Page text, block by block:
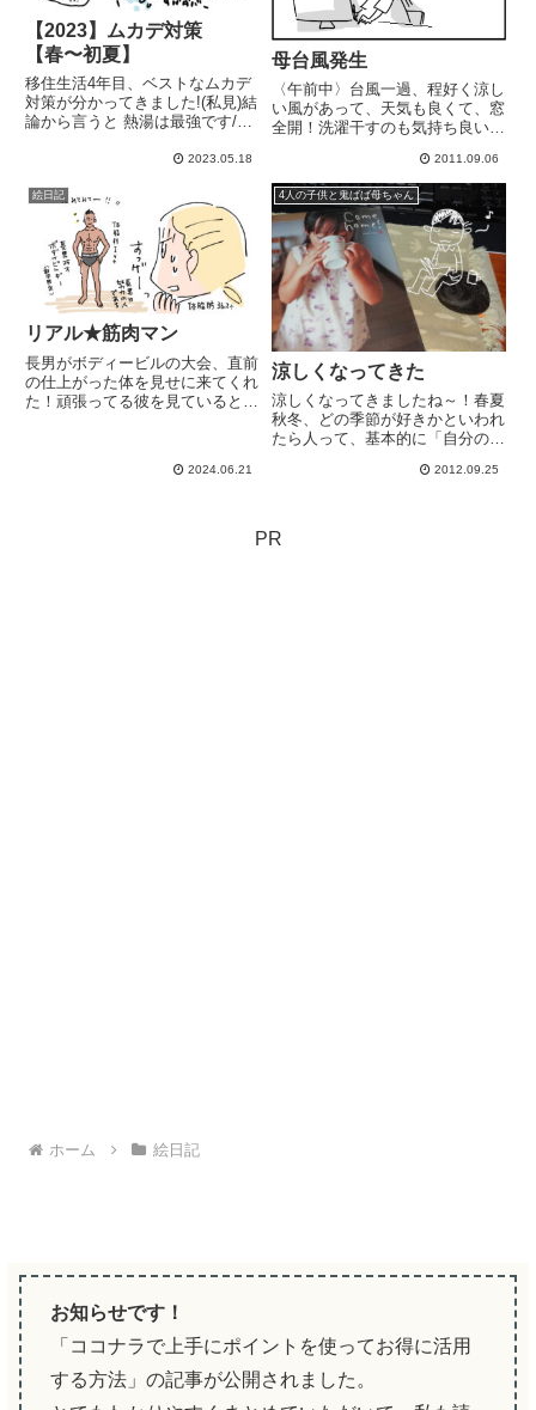
【2023】ムカデ対策
【春〜初夏】
移住生活4年目、ベストなムカデ
対策が分かってきました!(私見)結
論から言うと 熱湯は最強です/火
ーズン毎に、家の外周にムカデ用
愛用品「室内への侵入を極力防ぐ
→発見したら速攻で...
2023.05.18
母台風発生
〈午前中〉台風一過、程好く涼し
い風があって、天気も良くて、窓
全開！洗濯干すのも気持ち良い！
こーゆー日は1日24時間じゃ足り
ない～！って思う。・・・〈午
後〉ギャ―――！テスト期間で部
活お休みの長女中2が「○○ちゃ...
2011.09.06
絵日記
リアル★筋肉マン
長男がボディービルの大会、直前
の仕上がった体を見せに来てくれ
た！頑張ってる彼を見ていると、
2024.06.21
4人の子供と鬼ばば母ちゃん
涼しくなってきた
涼しくなってきましたね～！春夏
秋冬、どの季節が好きかといわれ
たら人って、基本的に「自分の生
すが私もご多分に漏れず、生まれ
れる風の吹く、今の季節が好き
2012.09.25
PR
ホーム 絵日記
お知らせです！
「ココナラで上手にポイントを使ってお得に活用
する方法」の記事が公開されました。